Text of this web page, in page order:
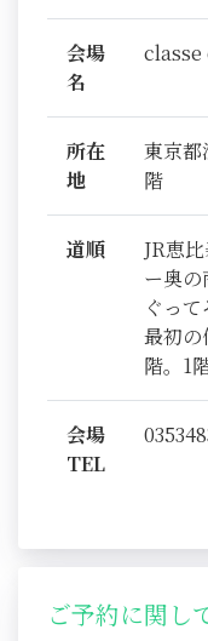
会場
名
所在
地
東京
階
道順
JR恵
ー奥の
ぐって
最初の
階。1
会場
TEL
ご予約に関し